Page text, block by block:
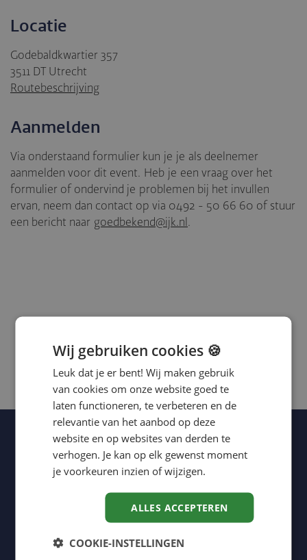
Locatie
Godebaldkwartier 357
3511 DT Utrecht
Routebeschrijving
Aanmelden
Via onderstaand formulier kun je je als deelnemer
aanmelden voor dit event. Heb je een vraag over het
formulier of ondervind je problemen bij het invullen
ervan, neem dan contact op via 0492 - 50 66 60 of stuur
een bericht naar goedbekend@ijk.nl.
Tijd hebben om de dingen te doen die ertoe doen, dát
draagt bij aan je werkgeluk. Daarom is IJK altijd op zoek
Wij gebruiken cookies 🍪
Leuk dat je er bent! Wij maken gebruik
van cookies om onze website goed te
laten functioneren, te verbeteren en de
relevantie van het aanbod op deze
website en op websites van derden te
verhogen. Je kan op elk gewenst moment
je voorkeuren inzien of wijzigen.
ALLES ACCEPTEREN
COOKIE-INSTELLINGEN